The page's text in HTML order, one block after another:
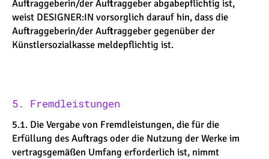
Auftraggeberin/der Auftraggeber abgabepflichtig ist,
weist DESIGNER:IN vorsorglich darauf hin, dass die
Auftraggeberin/der Auftraggeber gegenüber der
Künstlersozialkasse meldepflichtig ist.
5. Fremdleistungen
5.1. Die Vergabe von Fremdleistungen, die für die
Erfüllung des Auftrags oder die Nutzung der Werke im
vertragsgemäßen Umfang erforderlich ist, nimmt